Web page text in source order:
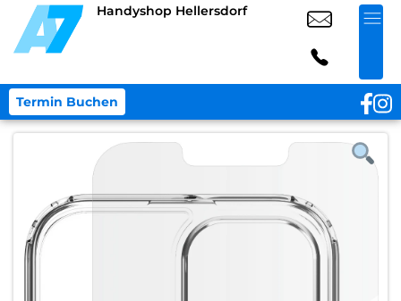
Handyshop Hellersdorf
Termin Buchen